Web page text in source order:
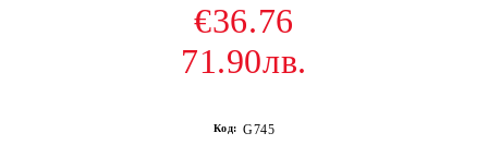
€36.76
71.90лв.
Код: G745